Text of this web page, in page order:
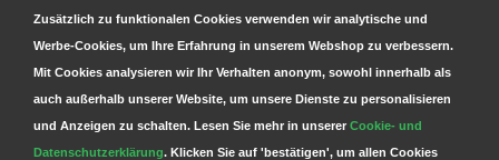
Zusätzlich zu funktionalen Cookies verwenden wir analytische und
Werbe-Cookies, um Ihre Erfahrung in unserem Webshop zu verbessern.
Mit Cookies analysieren wir Ihr Verhalten anonym, sowohl innerhalb als
auch außerhalb unserer Website, um unsere Dienste zu personalisieren
und Anzeigen zu schalten. Lesen Sie mehr in unserer Cookie- und
Datenschutzerklärung. Klicken Sie auf 'bestätigen', um allen Cookies